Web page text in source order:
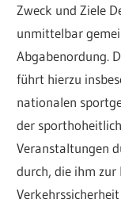
Zweck und Ziele
unmittelbar
Abgabenordung.
führt hierzu
nationalen
der
Veranstaltungen
durch, die ihm zur